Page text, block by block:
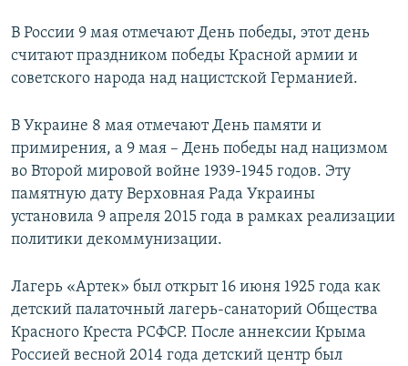
В России 9 мая отмечают День победы, этот день
считают праздником победы Красной армии и
советского народа над нацистской Германией.
В Украине 8 мая отмечают День памяти и
примирения, а 9 мая – День победы над нацизмом
во Второй мировой войне 1939-1945 годов. Эту
памятную дату Верховная Рада Украины
установила 9 апреля 2015 года в рамках реализации
политики декоммунизации.
Лагерь «Артек» был открыт 16 июня 1925 года как
детский палаточный лагерь-санаторий Общества
Красного Креста РСФСР. После аннексии Крыма
Россией весной 2014 года детский центр был